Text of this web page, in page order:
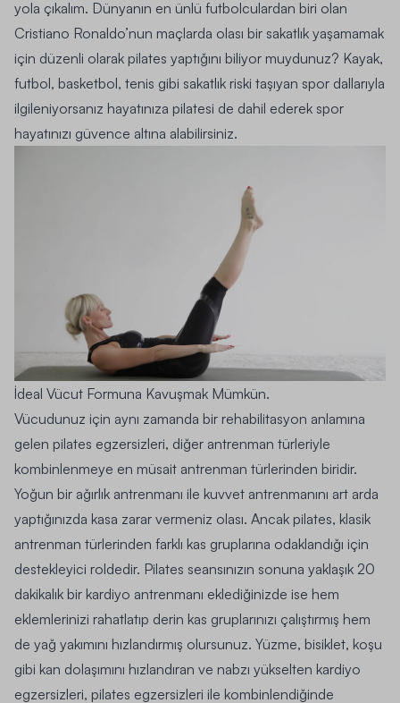
yola çıkalım. Dünyanın en ünlü futbolculardan biri olan
Cristiano Ronaldo’nun maçlarda olası bir sakatlık yaşamamak
için düzenli olarak pilates yaptığını biliyor muydunuz? Kayak,
futbol, basketbol, tenis gibi sakatlık riski taşıyan spor dallarıyla
ilgileniyorsanız hayatınıza pilatesi de dahil ederek spor
hayatınızı güvence altına alabilirsiniz.
İdeal Vücut Formuna Kavuşmak Mümkün.
Vücudunuz için aynı zamanda bir rehabilitasyon anlamına
gelen pilates egzersizleri, diğer antrenman türleriyle
kombinlenmeye en müsait antrenman türlerinden biridir.
Yoğun bir ağırlık antrenmanı ile kuvvet antrenmanını art arda
yaptığınızda kasa zarar vermeniz olası. Ancak pilates, klasik
antrenman türlerinden farklı kas gruplarına odaklandığı için
destekleyici roldedir. Pilates seansınızın sonuna yaklaşık 20
dakikalık bir kardiyo antrenmanı eklediğinizde ise hem
eklemlerinizi rahatlatıp derin kas gruplarınızı çalıştırmış hem
de yağ yakımını hızlandırmış olursunuz. Yüzme, bisiklet, koşu
gibi kan dolaşımını hızlandıran ve nabzı yükselten kardiyo
egzersizleri, pilates egzersizleri ile kombinlendiğinde